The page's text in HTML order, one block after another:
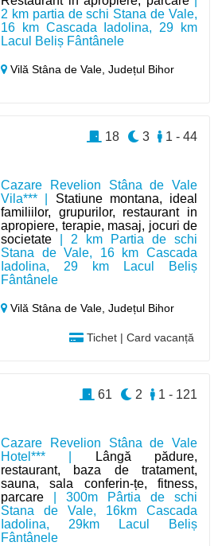
2 km partia de schi Stana de Vale,
16 km Cascada Iadolina, 29 km
Lacul Beliș Fântânele
Vilă Stâna de Vale,Județul Bihor
Cazare Revelion Stâna de Vale
Vila*** | Statiune montana, ideal
familiilor, grupurilor, restaurant in
apropiere, terapie, masaj, jocuri de
societate | 2 km Partia de schi
Stana de Vale, 16 km Cascada
Iadolina, 29 km Lacul Beliș
Fântânele
Vilă Stâna de Vale,Județul Bihor
Tichet | Card vacanță
1 - 44
3
18
Cazare Revelion Stâna de Vale
Hotel*** |
Lângă pădure,
restaurant, baza de tratament,
sauna, sala conferin-țe, fitness,
parcare | 300m Pârtia de schi
Stana de Vale, 16km Cascada
Iadolina, 29km Lacul Beliș
Fântânele
1 - 121
2
61